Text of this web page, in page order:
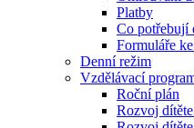
Platby
Co potřebují
Formuláře
Denní režim
Vzdělávací
Roční plán
Rozvoj